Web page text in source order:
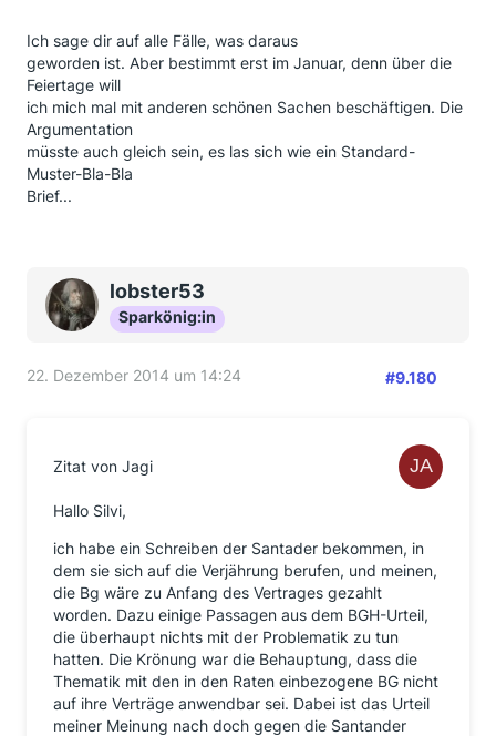
Ich sage dir auf alle Fälle, was daraus
geworden ist. Aber bestimmt erst im Januar, denn über die
Feiertage will
ich mich mal mit anderen schönen Sachen beschäftigen. Die
Argumentation
müsste auch gleich sein, es las sich wie ein Standard-
Muster-Bla-Bla
Brief...
lobster53
Sparkönig:in
22. Dezember 2014 um 14:24 #9.180
Zitat von Jagi
Hallo Silvi,
ich habe ein Schreiben der Santader bekommen, in
dem sie sich auf die Verjährung berufen, und meinen,
die Bg wäre zu Anfang des Vertrages gezahlt
worden. Dazu einige Passagen aus dem BGH-Urteil,
die überhaupt nichts mit der Problematik zu tun
hatten. Die Krönung war die Behauptung, dass die
Thematik mit den in den Raten einbezogene BG nicht
auf ihre Verträge anwendbar sei. Dabei ist das Urteil
meiner Meinung nach doch gegen die Santander